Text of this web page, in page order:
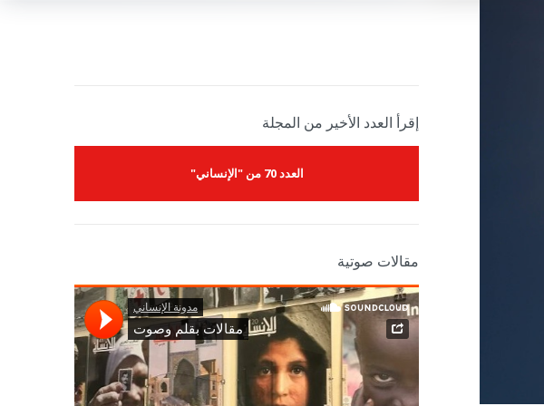
إقرأ العدد الأخير من المجلة
العدد 70 من "الإنساني"
مقالات صوتية